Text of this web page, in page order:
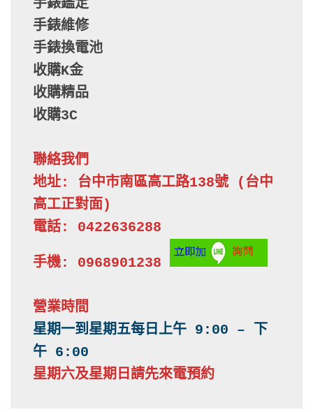
手錶鑑定
手錶維修
手錶換電池
收購K金
收購精品
收購3C
聯絡我們
地址: 台中市南區高工路138號 (台中
高工正對面)
電話: 0422636288
手機: 0968901238
營業時間
星期一到星期五每日上午 9:00 – 下
星期六及星期日請先來電預約